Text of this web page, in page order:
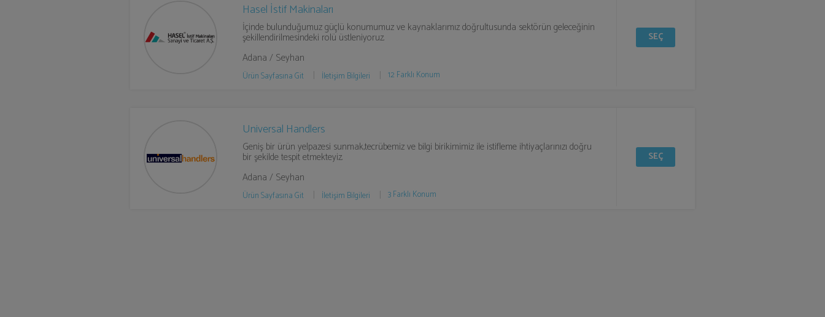
Hasel İstif Makinaları
İçinde bulunduğumuz güçlü konumumuz ve kaynaklarımız doğrultusunda sektörün geleceğinin
şekillendirilmesindeki rolü üstleniyoruz.
Adana / Seyhan
Ürün Sayfasına Git İletişim Bilgileri 12 Farklı Konum
SEÇ
Universal Handlers
Geniş bir ürün yelpazesi sunmak,tecrübemiz ve bilgi birikimimiz ile istifleme ihtiyaçlarınızı doğru
bir şekilde tespit etmekteyiz.
Adana / Seyhan
Ürün Sayfasına Git İletişim Bilgileri 3 Farklı Konum
SEÇ